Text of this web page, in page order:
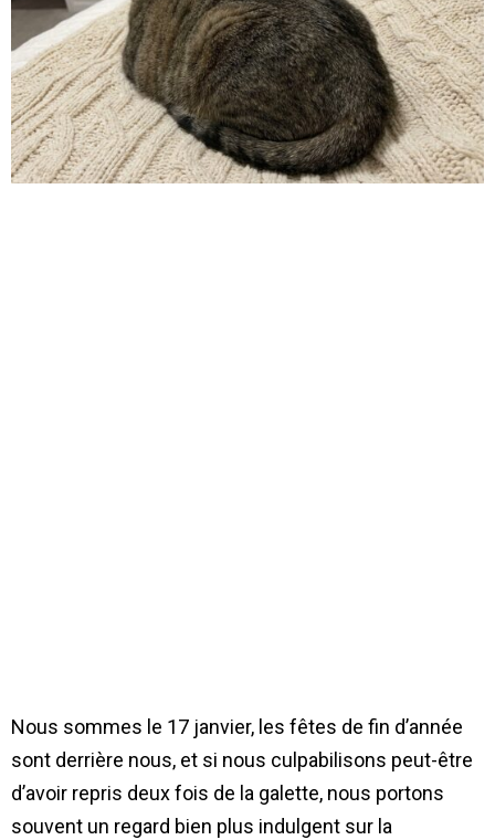
Nous sommes le 17 janvier, les fêtes de fin d’année
sont derrière nous, et si nous culpabilisons peut-être
d’avoir repris deux fois de la galette, nous portons
souvent un regard bien plus indulgent sur la